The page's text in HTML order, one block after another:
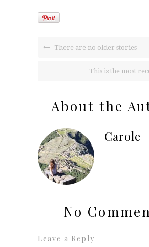
There are no older stories
This is the most
About the
Carole
No
Leave a Reply